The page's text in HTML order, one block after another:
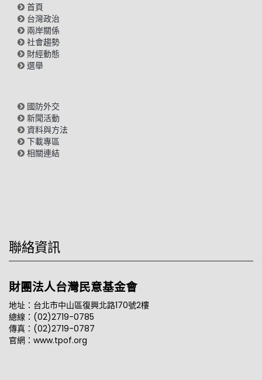
首頁
台灣政治
兩岸關係
社會趨勢
財經動態
選舉
國防外交
新聞活動
資料與方法
下載專區
相關連結
聯絡資訊
財團法人台灣民意基金會
地址：台北市中山區復興北路170號2樓
總線：(02)2719-0785
傳真：(02)2719-0787
官網：www.tpof.org